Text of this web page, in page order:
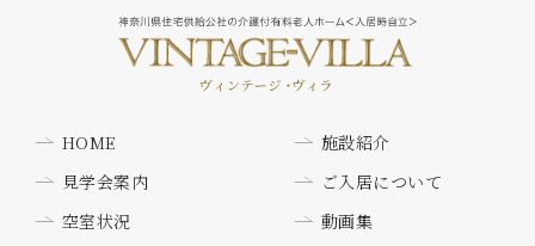
HOME
施設紹介
見学会案内
ご入居について
空室状況
動画集